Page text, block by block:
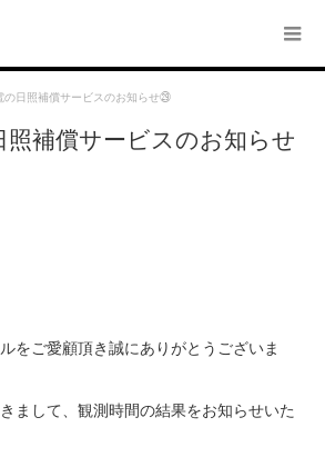
の日照補償サービスのお知らせ㉙
照補償サービスのお知らせ
をご愛顧頂き誠にありがとうございま
まして、観測時間の結果をお知らせいた